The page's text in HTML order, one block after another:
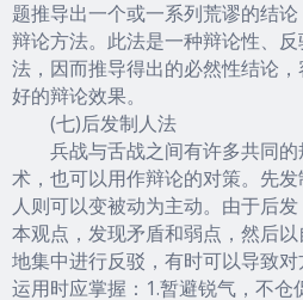
题推导出一个或一系列荒谬的结
辩论方法。此法是一种辩论性、
法，因而推导得出的必然性结论
好的辩论效果。
(七)后发制人法
兵战与舌战之间有许多共同的
术，也可以用作辩论的对策。先
人则可以变被动为主动。由于后
本观点，发现矛盾和弱点，然后
地集中进行反驳，有时可以导致对
运用时应掌握：1.暂避锐气，不仓